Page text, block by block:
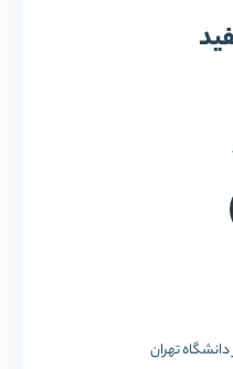
دانشگاه تهران